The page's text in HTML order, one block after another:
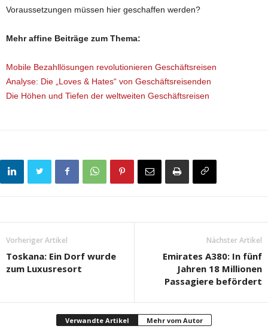
Voraussetzungen müssen hier geschaffen werden?
Mehr affine Beiträge zum Thema:
Mobile Bezahllösungen revolutionieren Geschäftsreisen
Analyse: Die „Loves & Hates“ von Geschäftsreisenden
Die Höhen und Tiefen der weltweiten Geschäftsreisen
Vorheriger Artikel
Toskana: Ein Dorf wurde
zum Luxusresort
Nächster Artikel
Emirates A380: In fünf
Jahren 18 Millionen
Passagiere befördert
Verwandte Artikel Mehr vom Autor